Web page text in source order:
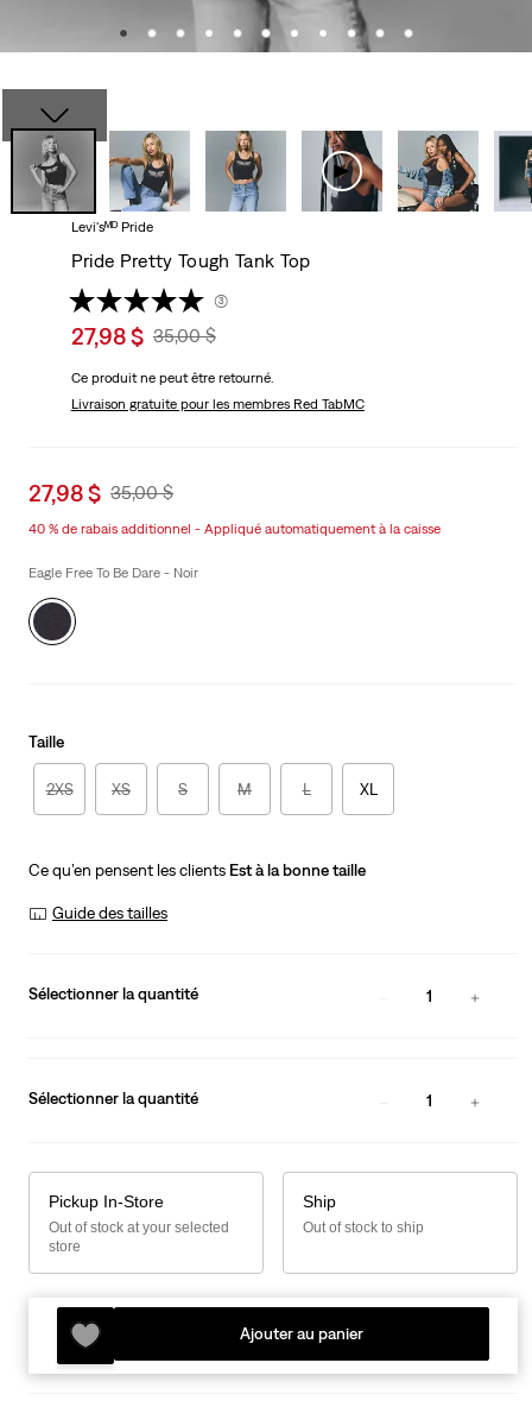
Levi'sᴹᴰ Pride
Pride Pretty Tough Tank Top
(3)
Sale
is
27,98 $ Original
Was
35,00 $
Ce produit ne peut être retourné.
Livraison gratuitepour les membres Red TabMC
Sale
is
27,98 $ Original
35,00 $
40 % de rabais additionnel - Appliqué automatiquement à la caisse
Eagle Free To Be Dare - Noir
Taille
2XS XS S M L XL
Ce qu’en pensent les clients Est à la bonne taille
Guide des tailles
Sélectionner la quantité 1
Sélectionner la quantité 1
Pickup In-Store
Out of stock at your selected
store
Ship
Out of stock to ship
Ajouter au panier